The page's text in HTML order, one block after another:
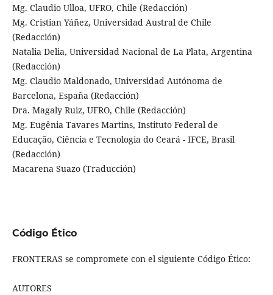
Mg. Claudio Ulloa, UFRO, Chile (Redacción)
Mg. Cristian Yáñez, Universidad Austral de Chile
(Redacción)
Natalia Delia, Universidad Nacional de La Plata, Argentina
(Redacción)
Mg. Claudio Maldonado, Universidad Autónoma de
Barcelona, España (Redacción)
Dra. Magaly Ruiz, UFRO, Chile (Redacción)
Mg. Eugênia Tavares Martins, Instituto Federal de
Educação, Ciência e Tecnologia do Ceará - IFCE, Brasil
(Redacción)
Macarena Suazo (Traducción)
Código Ético
FRONTERAS se compromete con el siguiente Código Ético:
AUTORES